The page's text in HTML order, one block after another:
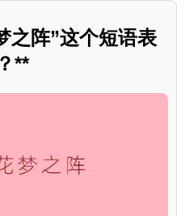
之阵”这个短语表
**